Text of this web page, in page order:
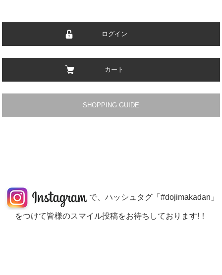
ログイン
カート
SHOPPING GUIDE
で、ハッシュタグ「#dojimakadan」
をつけて皆様のスマイル投稿をお待ちしております!！